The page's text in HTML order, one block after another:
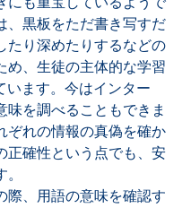
、黒板をただ書き写すだ
たり深めたりするなどの
め、生徒の主体的な学習
います。今はインター
味を調べることもできま
ぞれの情報の真偽を確か
正確性という点でも、安
、用語の意味を確認す